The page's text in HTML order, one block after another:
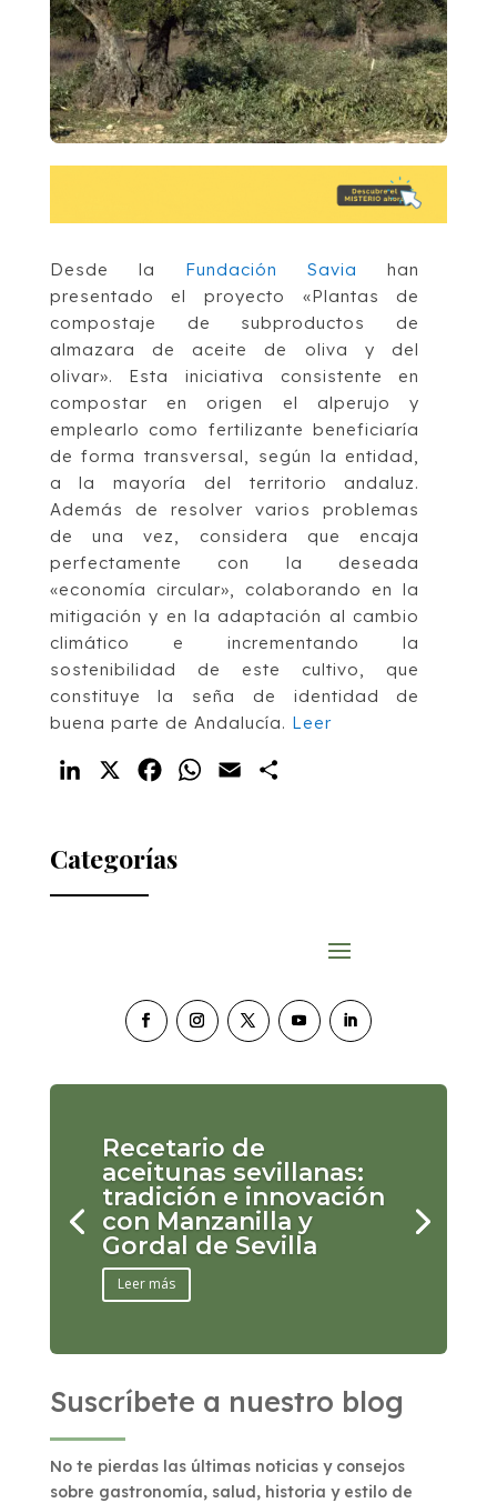
Desde la Fundación Savia
han
presentado el proyecto «Plantas de
compostaje de subproductos de
almazara de aceite de oliva y del
olivar». Esta iniciativa consistente en
compostar en origen el alperujo y
emplearlo como fertilizante beneficiaría
de forma transversal, según la entidad,
a la mayoría del territorio andaluz.
Además de resolver varios problemas
de una vez, considera que encaja
perfectamente con la deseada
«economía circular», colaborando en la
mitigación y en la adaptación al cambio
climático e incrementando la
sostenibilidad de este cultivo, que
constituye la seña de identidad de
buena parte de Andalucía. Leer
LinkedIn FacebookWhatsApp
Email
Categorías
Recetario de
aceitunas sevillanas:
tradición e innovación
con Manzanilla y
Gordal de Sevilla
Leer más
Suscríbete a nuestro blog
No te pierdas las últimas noticias y consejos
sobre gastronomía, salud, historia y estilo de